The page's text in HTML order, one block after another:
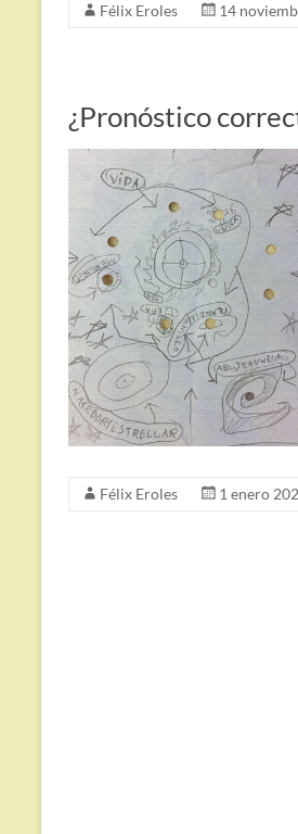
Félix Eroles 14
¿Pronóstico
Félix Eroles 1 enero